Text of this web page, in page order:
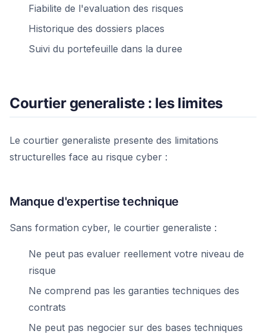
Fiabilite de l'evaluation des risques
Historique des dossiers places
Suivi du portefeuille dans la duree
Courtier generaliste : les limites
Le courtier generaliste presente des limitations
structurelles face au risque cyber :
Manque d'expertise technique
Sans formation cyber, le courtier generaliste :
Ne peut pas evaluer reellement votre niveau de
risque
Ne comprend pas les garanties techniques des
contrats
Ne peut pas negocier sur des bases techniques